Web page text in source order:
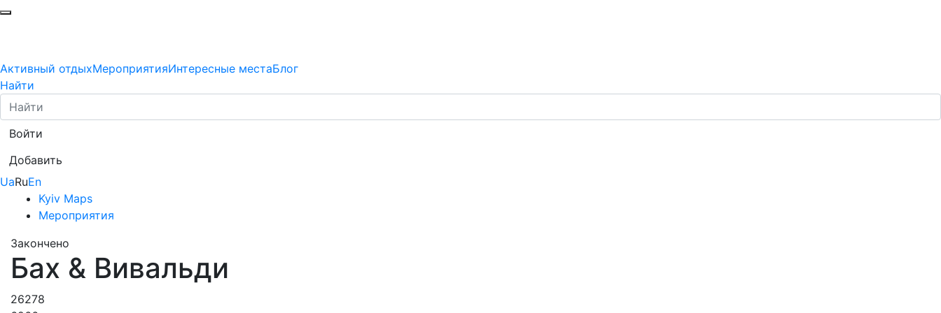
Активный отдыхМероприятияИнтересные местаБлог
Найти
Войти
Добавить
UaRuEn
Kyiv Maps
Мероприятия
Закончено
Бах & Вивальди
26278